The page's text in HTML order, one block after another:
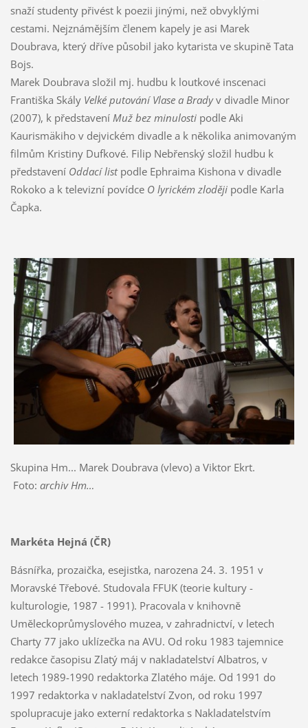
snaží studenty přivést k poezii jinými, než obvyklými
cestami. Nejznámějším členem kapely je asi Marek
Doubrava, který dříve působil jako kytarista ve skupině Tata
Bojs.
Marek Doubrava složil mj. hudbu k loutkové inscenaci
Františka Skály Velké putování Vlase a Bradyv divadle Minor
(2007), k představení Muž bez minulostipodle Aki
Kaurismäkiho v dejvickém divadle a k několika animovaným
filmům Kristiny Dufkové. Filip Nebřenský složil hudbu k
představení Oddací listpodle Ephraima Kishona v divadle
Rokoko a k televizní povídce O lyrickém zlodějipodle Karla
Čapka.
Skupina Hm... Marek Doubrava (vlevo) a Viktor Ekrt.
Foto: archiv Hm…
Markéta Hejná (ČR)
Básnířka, prozaička, esejistka, narozena 24. 3. 1951 v
Moravské Třebové. Studovala FFUK (teorie kultury -
kulturologie, 1987 - 1991). Pracovala v knihovně
Uměleckoprůmyslového muzea, v zahradnictví, v letech
Charty 77 jako uklízečka na AVU. Od roku 1983 tajemnice
redakce časopisu Zlatý máj v nakladatelství Albatros, v
letech 1989-1990 redaktorka Zlatého máje. Od 1991 do
1997 redaktorka v nakladatelství Zvon, od roku 1997
spolupracuje jako externí redaktorka s Nakladatelstvím